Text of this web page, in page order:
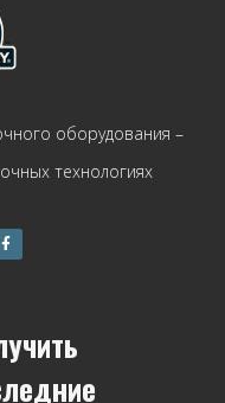
оборудования –
технологиях